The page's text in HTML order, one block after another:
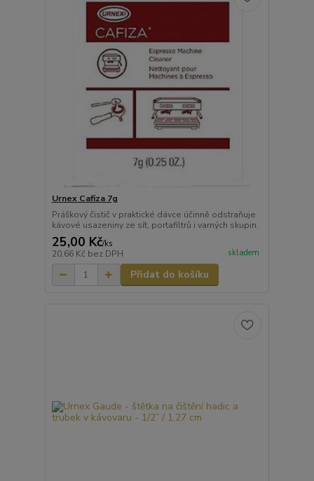
Urnex Cafiza 7g
Práškový čistič v praktické dávce účinně odstraňuje
kávové usazeniny ze sít, portafiltrů i varných skupin.
25,00 Kč/ks
20,66 Kč bez DPH skladem
Přidat do košíku